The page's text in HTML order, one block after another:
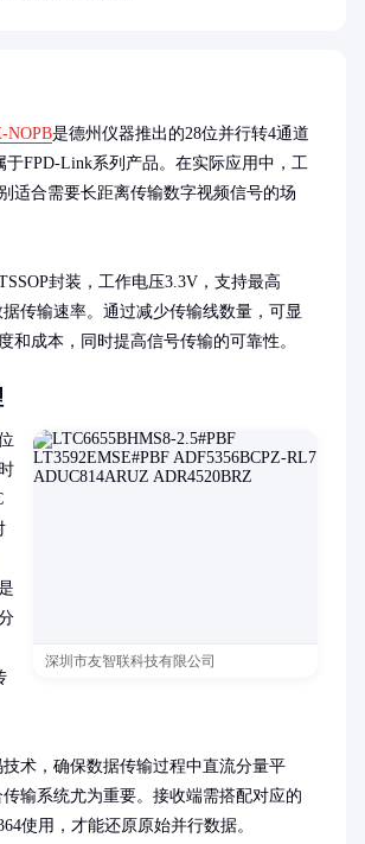
NOPB是德州仪器推出的28位并行转4通道
于FPD-Link系列产品。在实际应用中，工
适合需要长距离传输数字视频信号的场
封装，工作电压3.3V，支持最高
据传输速率。通过减少传输线数量，可显
和成本，同时提高信号传输的可靠性。
深圳市友智联科技有限公司
术，确保数据传输过程中直流分量平
输系统尤为重要。接收端需搭配对应的
使用，才能还原原始并行数据。